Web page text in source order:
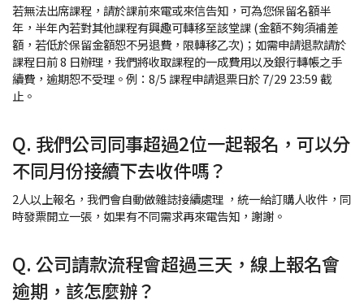
若無法出席課程，請於課前來電或來信告知，可為您保留名額半
年，半年內若對其他課程有興趣可轉移至該堂課 (金額不夠須補差
額，若低於保留金額恕不另退費，限轉移乙次)；如需申請退款請於
課程日前 8 日辦理，我們將收取課程的一成費用以及銀行轉帳之手
續費，逾期恕不受理。例：8/5 課程申請退票日於 7/29 23:59 截
止。
Q. 我們公司同事超過2位一起報名，可以分
不同月份接續下去收件嗎？
2人以上報名，我們會自動做雜誌接續處理 ，統一給訂購人收件，同
時發票開立一張，如果有不同需求再來電告知，謝謝。
Q. 公司請款流程會超過三天，線上報名會
逾期，該怎麼辦？